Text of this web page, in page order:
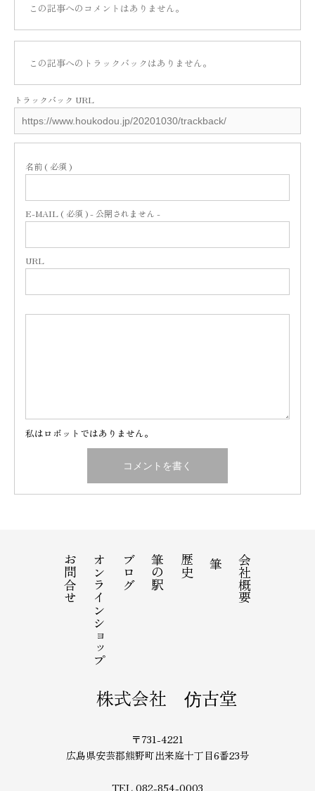
この記事へのコメントはありません。
この記事へのトラックバックはありません。
トラックバック URL
名前 ( 必須 )
E-MAIL ( 必須 ) - 公開されません -
URL
私はロボットではありません。
会社概要
筆
歴史
筆の駅
ブログ
オンラインショップ
お問合せ
株式会社 仿古堂
〒731-4221
広島県安芸郡熊野町出来庭十丁目6番23号
TEL 082-854-0003